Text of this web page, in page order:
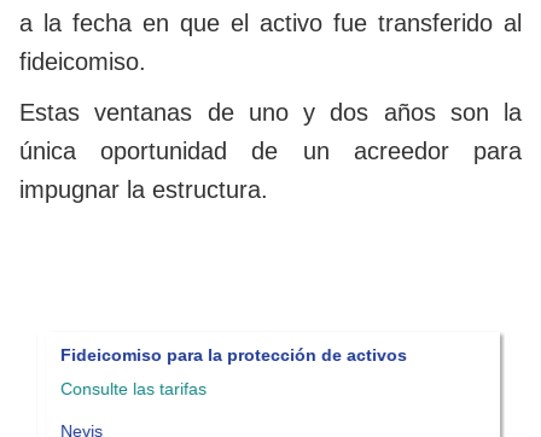
a la fecha en que el activo fue transferido al
fideicomiso.
Estas ventanas de uno y dos años son la
única oportunidad de un acreedor para
impugnar la estructura.
Fideicomiso para la protección de activos
Consulte las tarifas